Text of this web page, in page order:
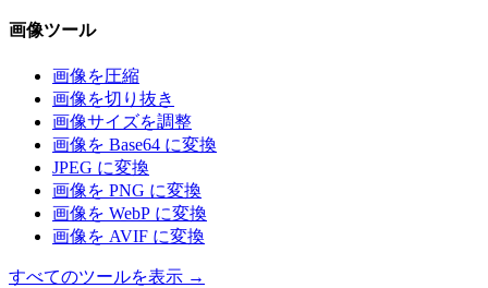
画像ツール
画像を圧縮
画像を切り抜き
画像サイズを調整
画像を Base64 に変換
JPEG に変換
画像を PNG に変換
画像を WebP に変換
画像を AVIF に変換
すべてのツールを表示 →